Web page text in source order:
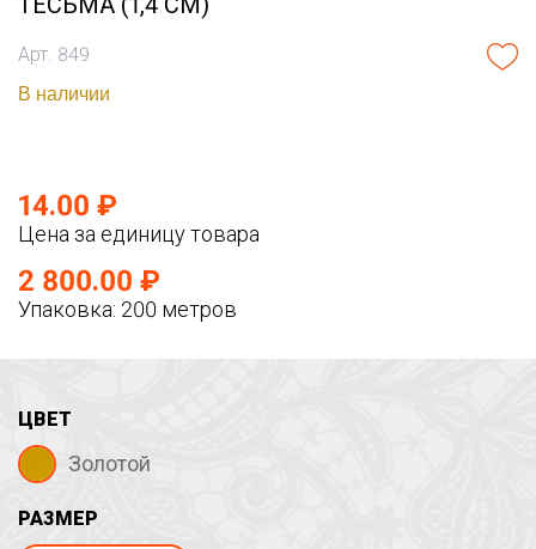
Арт. 849
В наличии
14.00 ₽
Цена за единицу товара
2 800.00 ₽
Упаковка: 200 метров
ЦВЕТ
Золотой
РАЗМЕР